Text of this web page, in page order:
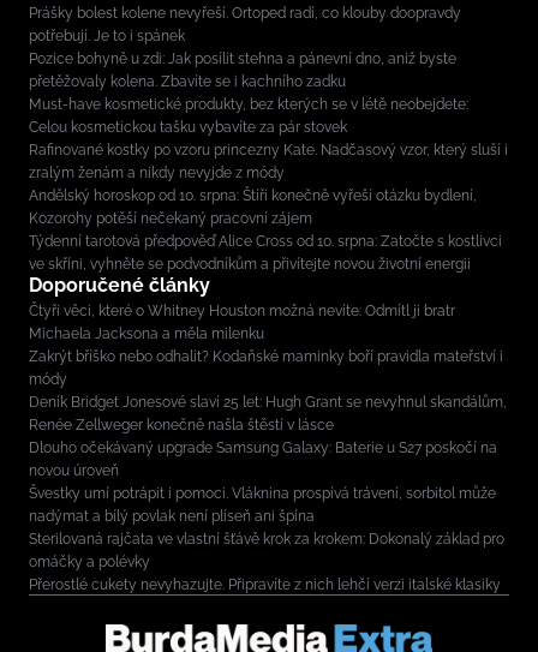
Prášky bolest kolene nevyřeší. Ortoped radí, co klouby doopravdy
potřebují. Je to i spánek
Pozice bohyně u zdi: Jak posílit stehna a pánevní dno, aniž byste
přetěžovaly kolena. Zbavíte se i kachního zadku
Must-have kosmetické produkty, bez kterých se v létě neobejdete:
Celou kosmetickou tašku vybavíte za pár stovek
Rafinované kostky po vzoru princezny Kate. Nadčasový vzor, který sluší i
zralým ženám a nikdy nevyjde z módy
Andělský horoskop od 10. srpna: Štíři konečně vyřeší otázku bydlení,
Kozorohy potěší nečekaný pracovní zájem
Týdenní tarotová předpověď Alice Cross od 10. srpna: Zatočte s kostlivci
ve skříni, vyhněte se podvodníkům a přivítejte novou životní energii
Doporučené články
Čtyři věci, které o Whitney Houston možná nevíte: Odmítl ji bratr
Michaela Jacksona a měla milenku
Zakrýt bříško nebo odhalit? Kodaňské maminky boří pravidla mateřství i
módy
Deník Bridget Jonesové slaví 25 let: Hugh Grant se nevyhnul skandálům,
Renée Zellweger konečně našla štěstí v lásce
Dlouho očekávaný upgrade Samsung Galaxy: Baterie u S27 poskočí na
novou úroveň
Švestky umí potrápit i pomoci. Vláknina prospívá trávení, sorbitol může
nadýmat a bílý povlak není plíseň ani špína
Sterilovaná rajčata ve vlastní šťávě krok za krokem: Dokonalý základ pro
omáčky a polévky
Přerostlé cukety nevyhazujte. Připravíte z nich lehčí verzi italské klasiky